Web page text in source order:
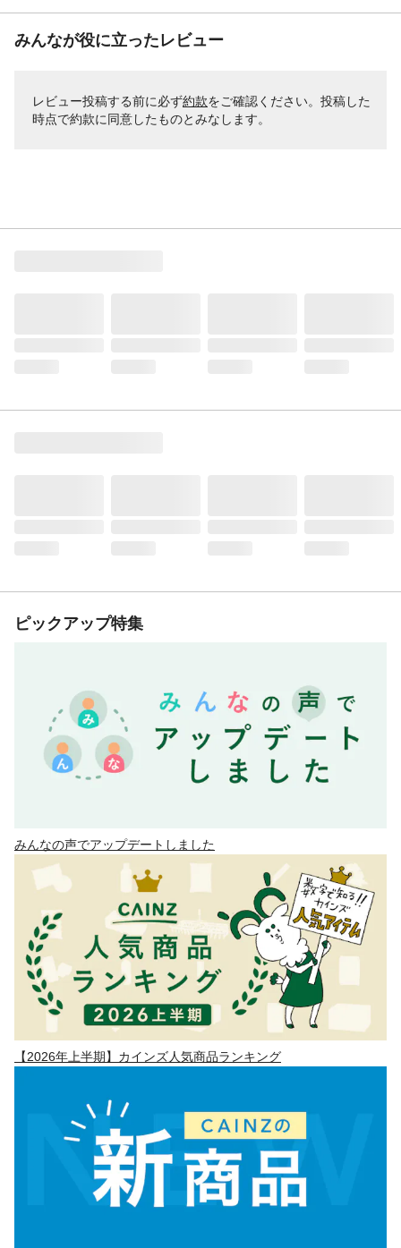
みんなが役に立ったレビュー
レビュー投稿する前に必ず約款をご確認ください。投稿した
時点で約款に同意したものとみなします。
ピックアップ特集
みんなの声でアップデートしました
【2026年上半期】カインズ人気商品ランキング